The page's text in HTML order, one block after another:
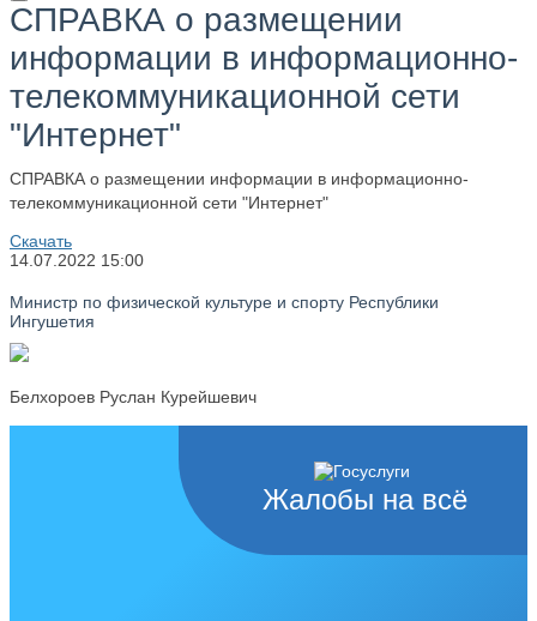
СПРАВКА о размещении
информации в информационно-
телекоммуникационной сети
"Интернет"
СПРАВКА о размещении информации в информационно-
телекоммуникационной сети "Интернет"
Скачать
14.07.2022 15:00
Министр по физической культуре и спорту Республики
Ингушетия
Белхороев Руслан Курейшевич
Жалобы на всё